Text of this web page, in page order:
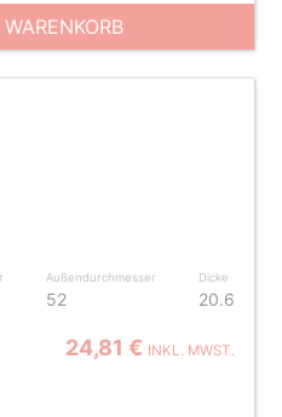
Außendurchmesser
52
Dicke
20.6
24,81 € INKL. MWST.